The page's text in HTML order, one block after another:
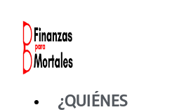
contenido
¿QUIÉNES